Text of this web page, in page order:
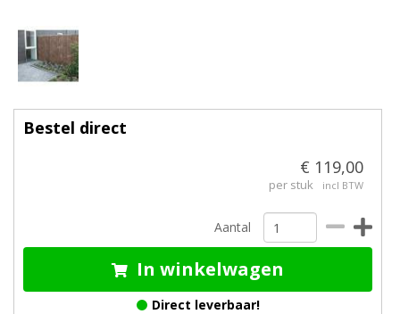
Bestel direct
€ 119,00
per stuk incl BTW
Aantal
In winkelwagen
Direct leverbaar!